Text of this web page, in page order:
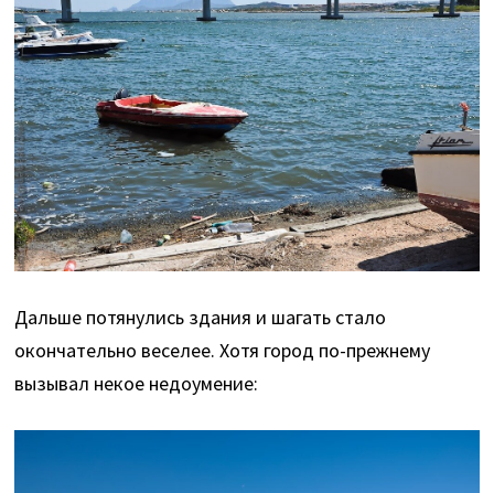
Дальше потянулись здания и шагать стало
окончательно веселее. Хотя город по-прежнему
вызывал некое недоумение: